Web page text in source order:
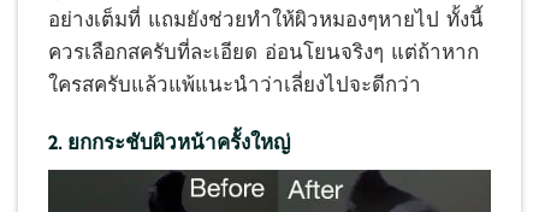
อย่างเต็มที่ แถมยังช่วยทำให้ผิวหมองๆหายไป ทั้งนี้
ควรเลือกสครับที่ละเอียด อ่อนโยนจริงๆ แต่ถ้าหาก
ใครสครับแล้วแพ้แนะนำว่าเลี่ยงไปจะดีกว่า
2. ยกกระชับผิวหน้าครั้งใหญ่